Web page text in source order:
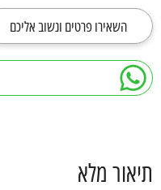
השאירו פרטים ונשוב אליכם
תיאור מלא